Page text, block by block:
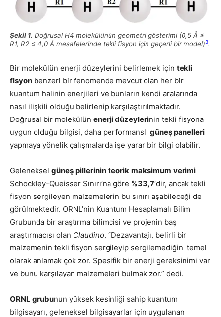
Şekil 1. Doğrusal H4 molekülünün geometri gösterimi (0,5 Å ≤
R1, R2 ≤ 4,0 Å mesafelerinde tekli fisyon için geçerli bir model)3.
Bir molekülün enerji düzeylerini belirlemek için tekli
fisyon benzeri bir fenomende mevcut olan her bir
kuantum halinin enerjileri ve bunların kendi aralarında
nasıl ilişkili olduğu belirlenip karşılaştırılmaktadır.
Doğrusal bir molekülün enerji düzeylerinin tekli fisyona
uygun olduğu bilgisi, daha performanslı güneş panelleri
yapmaya yönelik çalışmalarda işe yarar bir bilgi olabilir.
Geleneksel güneş pillerinin teorik maksimum verimi
Schockley-Queisser Sınırı’na göre %33,7‘dir, ancak tekli
fisyon sergileyen malzemelerin bu sınırı aşabileceği de
görülmektedir. ORNL’nin Kuantum Hesaplamalı Bilim
Grubunda bir araştırma bilimcisi ve projenin baş
araştırmacısı olan Claudino, “Dezavantajı, belirli bir
malzemenin tekli fisyon sergileyip sergilemediğini temel
olarak anlamak çok zor. Spesifik bir enerji gereksinimi var
ve bunu karşılayan malzemeleri bulmak zor.” dedi.
ORNL grubunun yüksek kesinliği sahip kuantum
bilgisayarı, geleneksel bilgisayarlar için uygulanan